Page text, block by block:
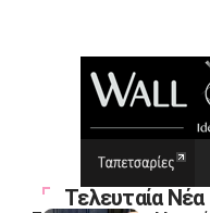
Τελευταία Νέα